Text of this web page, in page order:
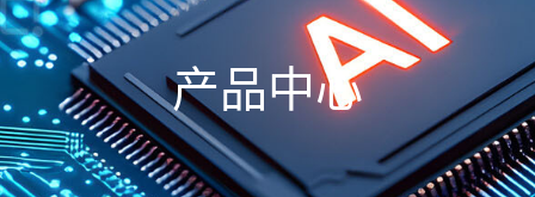
产品中心